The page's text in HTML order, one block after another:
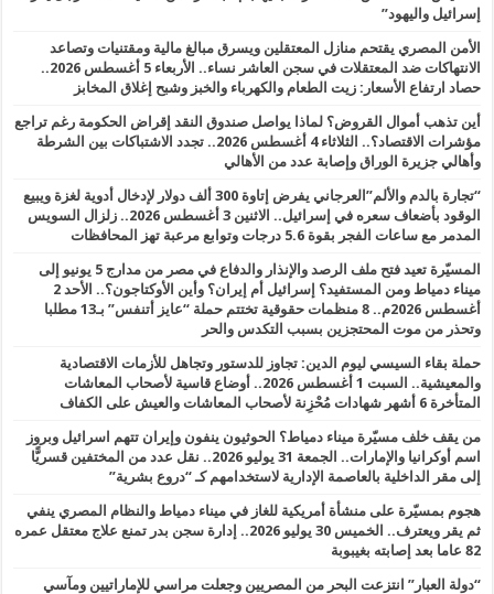
إسرائيل واليهود”
الأمن المصري يقتحم منازل المعتقلين ويسرق مبالغ مالية ومقتنيات وتصاعد
الانتهاكات ضد المعتقلات في سجن العاشر نساء.. الأربعاء 5 أغسطس 2026..
حصاد ارتفاع الأسعار: زيت الطعام والكهرباء والخبز وشبح إغلاق المخابز
أين تذهب أموال القروض؟ لماذا يواصل صندوق النقد إقراض الحكومة رغم تراجع
مؤشرات الاقتصاد؟.. الثلاثاء 4 أغسطس 2026.. تجدد الاشتباكات بين الشرطة
وأهالي جزيرة الوراق وإصابة عدد من الأهالي
“تجارة بالدم والألم”العرجاني يفرض إتاوة 300 ألف دولار لإدخال أدوية لغزة ويبيع
الوقود بأضعاف سعره في إسرائيل.. الاثنين 3 أغسطس 2026.. زلزال السويس
المدمر مع ساعات الفجر بقوة 5.6 درجات وتوابع مرعبة تهز المحافظات
المسيّرة تعيد فتح ملف الرصد والإنذار والدفاع في مصر من مدارج 5 يونيو إلى
ميناء دمياط ومن المستفيد؟ إسرائيل أم إيران؟ وأين الأوكتاجون؟.. الأحد 2
أغسطس 2026م.. 8 منظمات حقوقية تختتم حملة “عايز أتنفس” بـ13 مطلبا
وتحذر من موت المحتجزين بسبب التكدس والحر
حملة بقاء السيسي ليوم الدين: تجاوز للدستور وتجاهل للأزمات الاقتصادية
والمعيشية.. السبت 1 أغسطس 2026.. أوضاع قاسية لأصحاب المعاشات
المتأخرة 6 أشهر شهادات مُحْزِنة لأصحاب المعاشات والعيش على الكفاف
من يقف خلف مسيّرة ميناء دمياط؟ الحوثيون ينفون وإيران تتهم اسرائيل وبروز
اسم أوكرانيا والإمارات.. الجمعة 31 يوليو 2026.. نقل عدد من المختفين قسريًّا
إلى مقر الداخلية بالعاصمة الإدارية لاستخدامهم كـ “دروع بشرية”
هجوم بمسيّرة على منشأة أمريكية للغاز في ميناء دمياط والنظام المصري ينفي
ثم يقر ويعترف.. الخميس 30 يوليو 2026.. إدارة سجن بدر تمنع علاج معتقل عمره
82 عاما بعد إصابته بغيبوبة
“دولة العبار” انتزعت البحر من المصريين وجعلت مراسي للإماراتيين ومآسي